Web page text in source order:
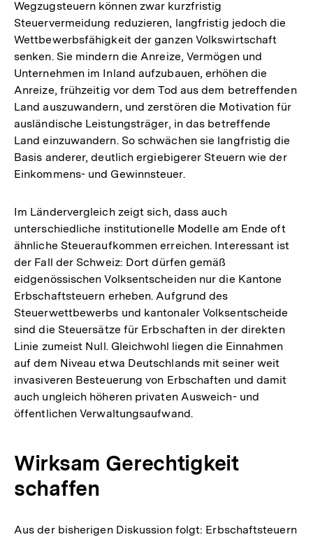
Wegzugsteuern können zwar kurzfristig
Steuervermeidung reduzieren, langfristig jedoch die
Wettbewerbsfähigkeit der ganzen Volkswirtschaft
senken. Sie mindern die Anreize, Vermögen und
Unternehmen im Inland aufzubauen, erhöhen die
Anreize, frühzeitig vor dem Tod aus dem betreffenden
Land auszuwandern, und zerstören die Motivation für
ausländische Leistungsträger, in das betreffende
Land einzuwandern. So schwächen sie langfristig die
Basis anderer, deutlich ergiebigerer Steuern wie der
Einkommens- und Gewinnsteuer.
Im Ländervergleich zeigt sich, dass auch
unterschiedliche institutionelle Modelle am Ende oft
ähnliche Steueraufkommen erreichen. Interessant ist
der Fall der Schweiz: Dort dürfen gemäß
eidgenössischen Volksentscheiden nur die Kantone
Erbschaftsteuern erheben. Aufgrund des
Steuerwettbewerbs und kantonaler Volksentscheide
sind die Steuersätze für Erbschaften in der direkten
Linie zumeist Null. Gleichwohl liegen die Einnahmen
auf dem Niveau etwa Deutschlands mit seiner weit
invasiveren Besteuerung von Erbschaften und damit
auch ungleich höheren privaten Ausweich- und
öffentlichen Verwaltungsaufwand.
Wirksam Gerechtigkeit
schaffen
Aus der bisherigen Diskussion folgt: Erbschaftsteuern